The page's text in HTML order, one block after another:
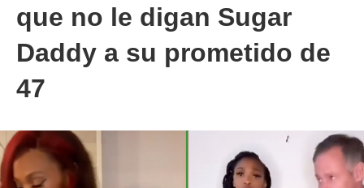
que no le digan Sugar
Daddy a su prometido de
47